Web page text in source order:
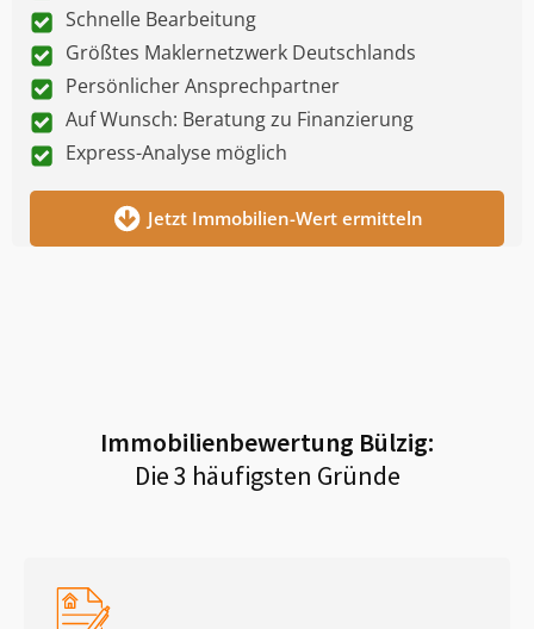
Schnelle Bearbeitung
Größtes Maklernetzwerk Deutschlands
Persönlicher Ansprechpartner
Auf Wunsch: Beratung zu Finanzierung
Express-Analyse möglich
Jetzt Immobilien-Wert ermitteln
Immobilienbewertung Bülzig:
Die 3 häufigsten Gründe